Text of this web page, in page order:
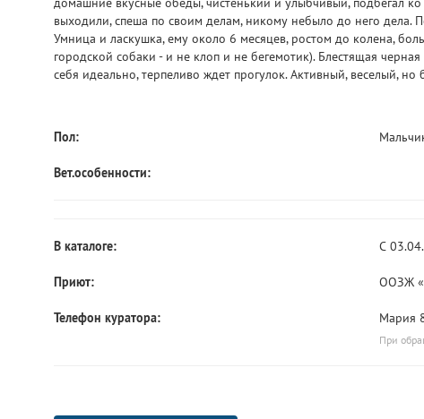
выходили, спеша по своим делам, никому небыло до него дела.
Умница и ласкушка, ему около 6 месяцев, ростом до колена,
городской собаки - и не клоп и не бегемотик). Блестящая
себя идеально, терпеливо ждет прогулок. Активный, веселый,
Пол:
Вет.особенности:
В каталоге: С
Приют: ООЗЖ
Телефон куратора: Мария
При